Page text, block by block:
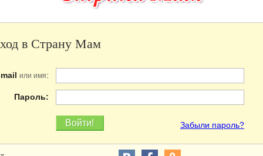
в Страну Мам
или имя:
Пароль:
Забыли пароль?